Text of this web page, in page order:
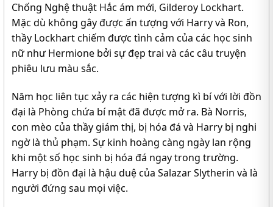
Chống Nghệ thuật Hắc ám mới, Gilderoy Lockhart.
Mặc dù không gây được ấn tượng với Harry và Ron,
thầy Lockhart chiếm được tình cảm của các học sinh
nữ như Hermione bởi sự đẹp trai và các câu truyện
phiêu lưu màu sắc.
Năm học liên tục xảy ra các hiện tượng kì bí với lời đồn
đại là Phòng chứa bí mật đã được mở ra. Bà Norris,
con mèo của thầy giám thị, bị hóa đá và Harry bị nghi
ngờ là thủ phạm. Sự kinh hoàng càng ngày lan rộng
khi một số học sinh bị hóa đá ngay trong trường.
Harry bị đồn đại là hậu duệ của Salazar Slytherin và là
người đứng sau mọi việc.